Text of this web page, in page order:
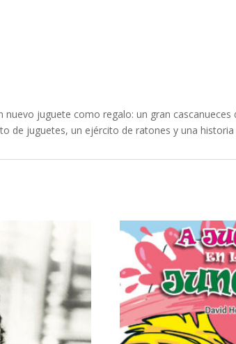
juguete como regalo: un gran cascanueces
de juguetes, un ejército de ratones y una